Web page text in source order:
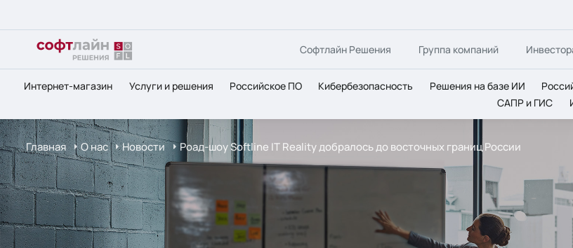
Софтлайн Решения Группа компаний
Интернет-магазин Услуги и решения Российское ПО Кибербезопасность Решения на базе ИИ
САПР и ГИС
Главная О нас Новости Роад-шоу Softline IT Reality добралось до восточных границ России